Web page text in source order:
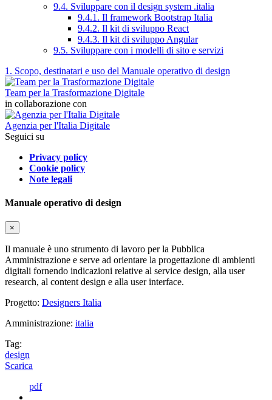
9.4. Sviluppare con il design system .italia
9.4.1. Il framework Bootstrap Italia
9.4.2. Il kit di sviluppo React
9.4.3. Il kit di sviluppo Angular
9.5. Sviluppare con i modelli di sito e servizi
1. Scopo, destinatari e uso del Manuale operativo di design
Team per la Trasformazione Digitale
in collaborazione con
Agenzia per l'Italia Digitale
Seguici su
Privacy policy
Cookie policy
Note legali
Manuale operativo di design
×
Il manuale è uno strumento di lavoro per la Pubblica
Amministrazione e serve ad orientare la progettazione di ambienti
digitali fornendo indicazioni relative al service design, alla user
research, al content design e alla user interface.
Progetto: Designers Italia
Amministrazione: italia
Tag:
design
Scarica
pdf